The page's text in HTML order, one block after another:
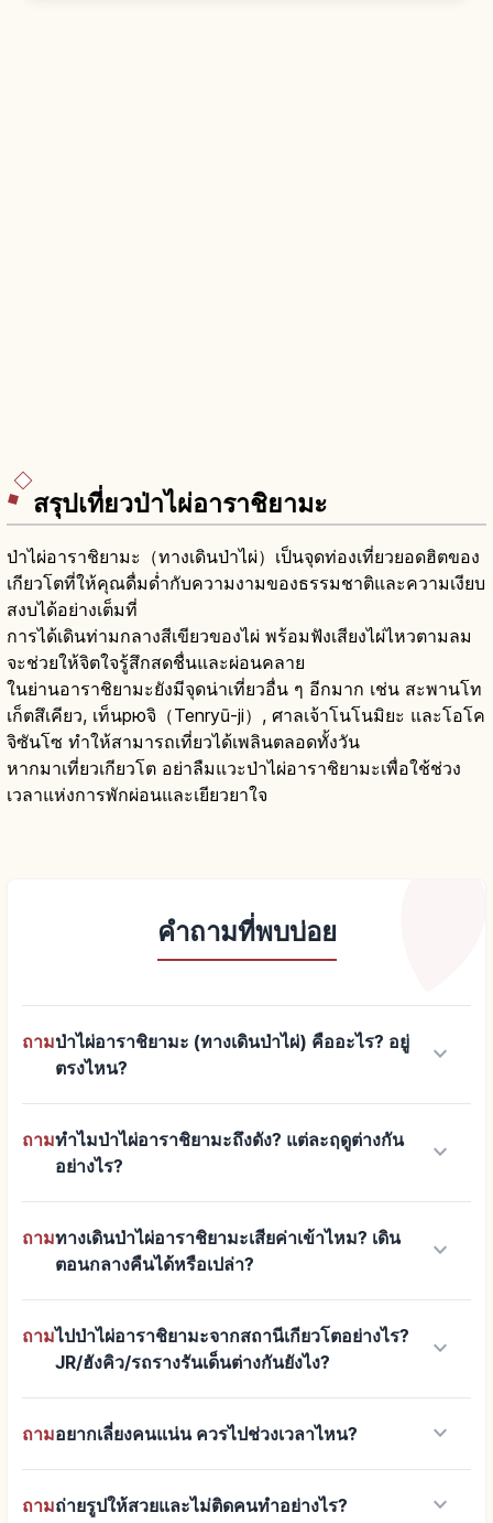
สรุปเที่ยวป่าไผ่อาราชิยามะ
ป่าไผ่อาราชิยามะ（ทางเดินป่าไผ่）เป็นจุดท่องเที่ยวยอดฮิตของ
เกียวโตที่ให้คุณดื่มด่ำกับความงามของธรรมชาติและความเงียบ
สงบได้อย่างเต็มที่
การได้เดินท่ามกลางสีเขียวของไผ่ พร้อมฟังเสียงไผ่ไหวตามลม
จะช่วยให้จิตใจรู้สึกสดชื่นและผ่อนคลาย
ในย่านอาราชิยามะยังมีจุดน่าเที่ยวอื่น ๆ อีกมาก เช่น สะพานโท
เก็ตสึเคียว, เท็นрюจิ（Tenryū-ji）, ศาลเจ้าโนโนมิยะ และโอโค
จิซันโซ ทำให้สามารถเที่ยวได้เพลินตลอดทั้งวัน
หากมาเที่ยวเกียวโต อย่าลืมแวะป่าไผ่อาราชิยามะเพื่อใช้ช่วง
เวลาแห่งการพักผ่อนและเยียวยาใจ
คำถามที่พบบ่อย
ถามป่าไผ่อาราชิยามะ (ทางเดินป่าไผ่) คืออะไร? อยู่
ตรงไหน?
keyboard_arrow_down
ถามทำไมป่าไผ่อาราชิยามะถึงดัง? แต่ละฤดูต่างกัน
อย่างไร?
keyboard_arrow_down
ถามทางเดินป่าไผ่อาราชิยามะเสียค่าเข้าไหม? เดิน
ตอนกลางคืนได้หรือเปล่า?
keyboard_arrow_down
ถามไปป่าไผ่อาราชิยามะจากสถานีเกียวโตอย่างไร?
JR/ฮังคิว/รถรางรันเด็นต่างกันยังไง?
keyboard_arrow_down
ถามอยากเลี่ยงคนแน่น ควรไปช่วงเวลาไหน? keyboard_arrow_down
ถามถ่ายรูปให้สวยและไม่ติดคนทำอย่างไร? keyboard_arrow_down